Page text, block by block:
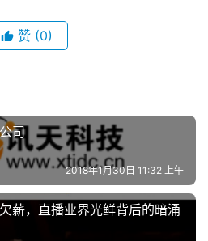
赞 (0)
司
2018年1月30日 11:32 上午
薪，直播业界光鲜背后的暗涌